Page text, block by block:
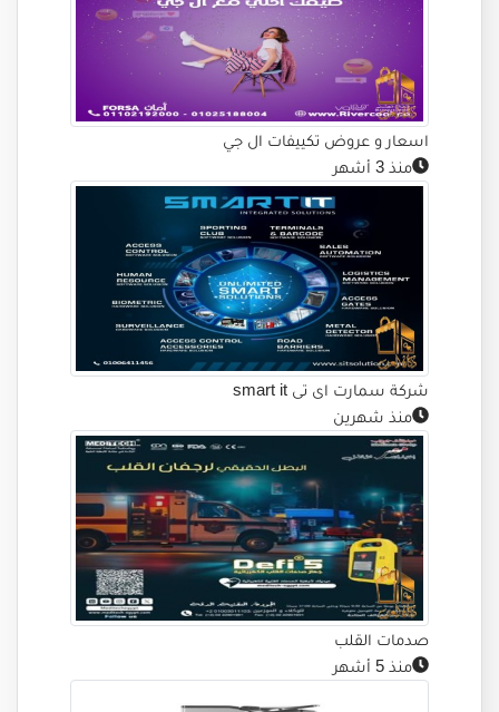
اسعار و عروض تكييفات ال جي
منذ 3 أشهر
شركة سمارت اى تى smart it
منذ شهرين
صدمات القلب
منذ 5 أشهر